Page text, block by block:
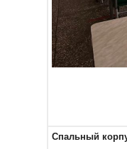
Спальный